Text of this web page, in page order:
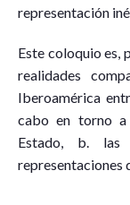
representación
Este coloquio es,
realidades
Iberoamérica
cabo en torno a
Estado, b. las
representaciones